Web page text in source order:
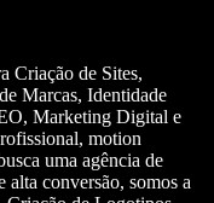
Criação de Sites,
Marcas, Identidade
Marketing Digital e
motion
uma agência de
conversão, somos a